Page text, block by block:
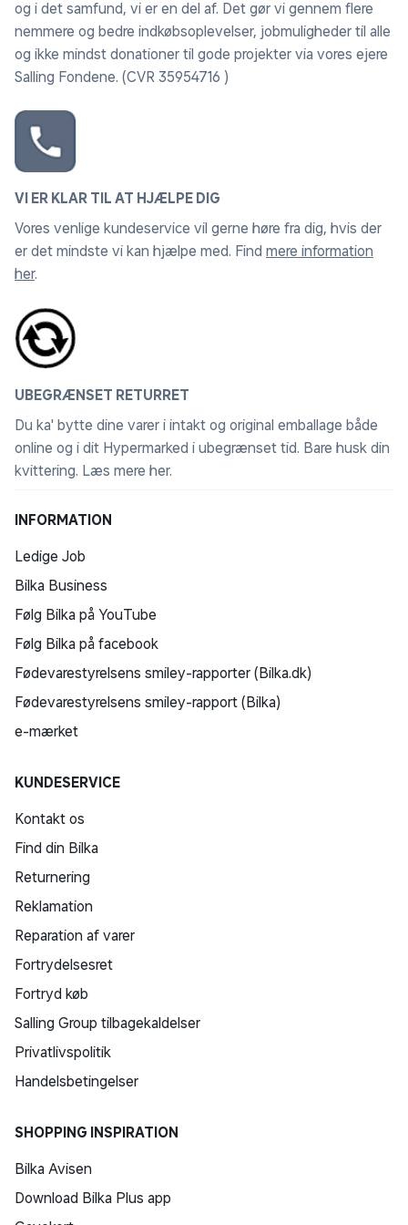
og i det samfund, vi er en del af. Det gør vi gennem flere
nemmere og bedre indkøbsoplevelser, jobmuligheder til alle
og ikke mindst donationer til gode projekter via vores ejere
Salling Fondene. (CVR 35954716 )
VI ER KLAR TIL AT HJÆLPE DIG
Vores venlige kundeservice vil gerne høre fra dig, hvis der
er det mindste vi kan hjælpe med. Find mere information
her.
UBEGRÆNSET RETURRET
Du ka' bytte dine varer i intakt og original emballage både
online og i dit Hypermarked i ubegrænset tid. Bare husk din
kvittering. Læs mere her.
INFORMATION
Ledige Job
Bilka Business
Følg Bilka på YouTube
Følg Bilka på facebook
Fødevarestyrelsens smiley-rapporter (Bilka.dk)
Fødevarestyrelsens smiley-rapport (Bilka)
e-mærket
KUNDESERVICE
Kontakt os
Find din Bilka
Returnering
Reklamation
Reparation af varer
Fortrydelsesret
Fortryd køb
Salling Group tilbagekaldelser
Privatlivspolitik
Handelsbetingelser
SHOPPING INSPIRATION
Bilka Avisen
Download Bilka Plus app